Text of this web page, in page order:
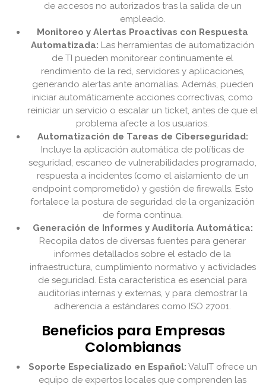
de accesos no autorizados tras la salida de un
empleado.
Monitoreo y Alertas Proactivas con Respuesta
Automatizada: Las herramientas de automatización
de TI pueden monitorear continuamente el
rendimiento de la red, servidores y aplicaciones,
generando alertas ante anomalías. Además, pueden
iniciar automáticamente acciones correctivas, como
reiniciar un servicio o escalar un ticket, antes de que el
problema afecte a los usuarios.
Automatización de Tareas de Ciberseguridad:
Incluye la aplicación automática de políticas de
seguridad, escaneo de vulnerabilidades programado,
respuesta a incidentes (como el aislamiento de un
endpoint comprometido) y gestión de firewalls. Esto
fortalece la postura de seguridad de la organización
de forma continua.
Generación de Informes y Auditoría Automática:
Recopila datos de diversas fuentes para generar
informes detallados sobre el estado de la
infraestructura, cumplimiento normativo y actividades
de seguridad. Esta característica es esencial para
auditorías internas y externas, y para demostrar la
adherencia a estándares como ISO 27001.
Beneficios para Empresas
Colombianas
Soporte Especializado en Español: ValuIT ofrece un
equipo de expertos locales que comprenden las